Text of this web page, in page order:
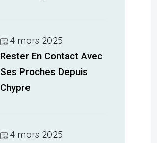
4 mars 2025
Rester En Contact Avec
Ses Proches Depuis
Chypre
4 mars 2025